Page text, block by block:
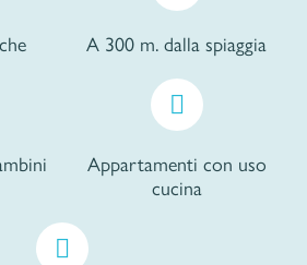
A 300 m. dalla spiaggia
Appartamenti con uso
cucina